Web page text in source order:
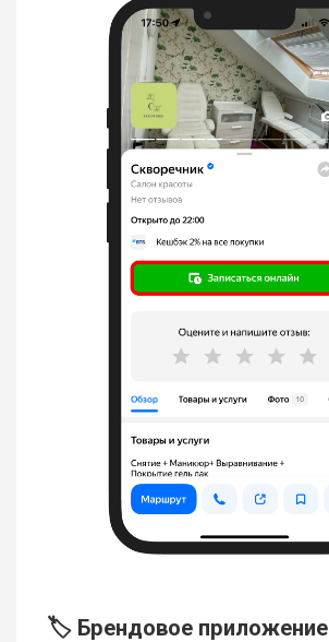
🏷 Брендовое приложение